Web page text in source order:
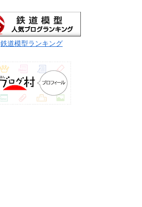
鉄道模型ランキング